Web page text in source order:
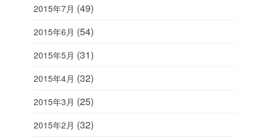
2015年7月 (49)
2015年6月 (54)
2015年5月 (31)
2015年4月 (32)
2015年3月 (25)
2015年2月 (32)